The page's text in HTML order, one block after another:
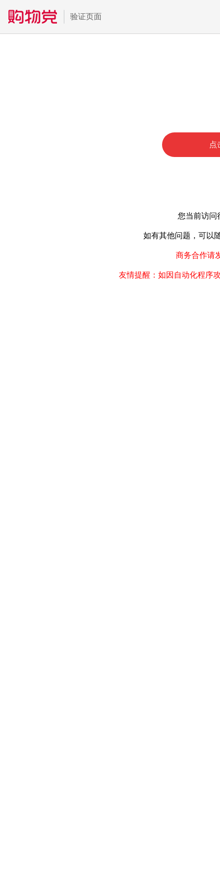
验证页面
点
您当前访问
如有其他问题，可以
商务合作请
友情提醒：如因自动化程序